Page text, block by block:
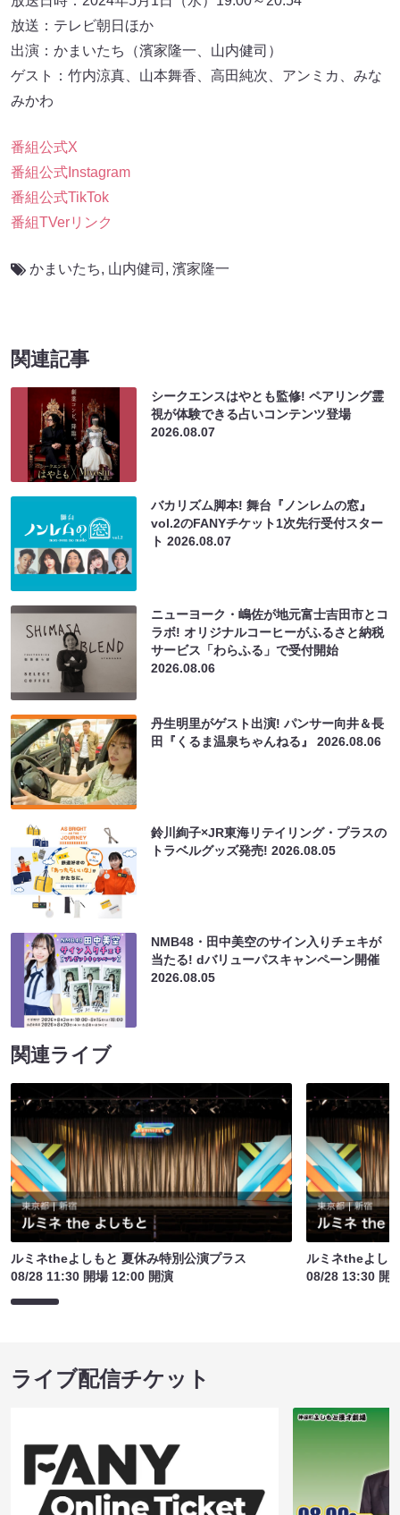
放送：テレビ朝日ほか
出演：かまいたち（濱家隆一、山内健司）
ゲスト：竹内涼真、山本舞香、高田純次、アンミカ、みな
みかわ
番組公式X
番組公式Instagram
番組公式TikTok
番組TVerリンク
かまいたち, 山内健司 , 濱家隆一
関連記事
シークエンスはやとも監修! ペアリング霊
視が体験できる占いコンテンツ登場
2026.08.07
バカリズム脚本! 舞台『ノンレムの窓』
vol.2のFANYチケット1次先行受付スター
ト2026.08.07
ニューヨーク・嶋佐が地元富士吉田市とコ
ラボ! オリジナルコーヒーがふるさと納税
サービス「わらふる」で受付開始
2026.08.06
丹生明里がゲスト出演! パンサー向井＆長
田『くるま温泉ちゃんねる』2026.08.06
鈴川絢子×JR東海リテイリング・プラスの
トラベルグッズ発売!2026.08.05
NMB48・田中美空のサイン入りチェキが
当たる! dバリューパスキャンペーン開催
2026.08.05
関連ライブ
ルミネtheよしもと 夏休み特別公演プラス
08/28 11:30 開場 12:00 開演
ルミネtheよし
08/28 13:30 開
ライブ配信チケット